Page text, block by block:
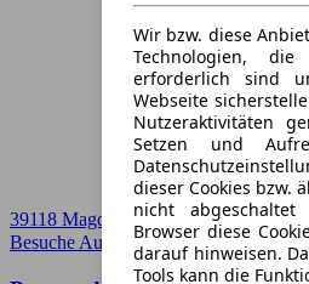
39118 Magdeburg
Besuche Autoland ➚
Wir bzw. diese
Technologien,
erforderlich sind
Webseite
Nutzeraktivitäten
Setzen und
dieser Cookies bzw.
nicht
Browser diese
darauf hinweisen.
Tools kann die